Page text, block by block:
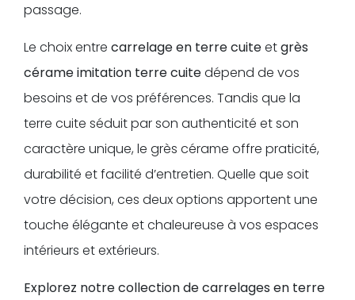
passage.
Le choix entre carrelage en terre cuiteetgrès
cérame imitation terre cuitedépend de vos
besoins et de vos préférences. Tandis que la
terre cuite séduit par son authenticité et son
caractère unique, le grès cérame offre praticité,
durabilité et facilité d’entretien. Quelle que soit
votre décision, ces deux options apportent une
touche élégante et chaleureuse à vos espaces
intérieurs et extérieurs.
Explorez notre collection de carrelages en terre